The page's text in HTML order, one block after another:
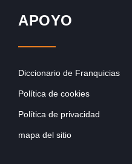
APOYO
Diccionario de Franquicias
Política de cookies
Política de privacidad
mapa del sitio